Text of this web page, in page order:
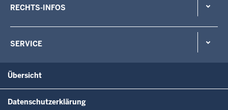
RECHTS-INFOS
SERVICE
Übersicht
Datenschutzerklärung